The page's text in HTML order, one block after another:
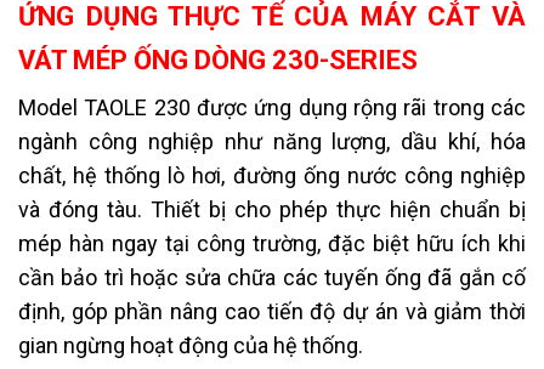
ỨNG DỤNG THỰC TẾ CỦA MÁY CẮT VÀ
VÁT MÉP ỐNG DÒNG 230-SERIES
Model TAOLE 230 được ứng dụng rộng rãi trong các
ngành công nghiệp như năng lượng, dầu khí, hóa
chất, hệ thống lò hơi, đường ống nước công nghiệp
và đóng tàu. Thiết bị cho phép thực hiện chuẩn bị
mép hàn ngay tại công trường, đặc biệt hữu ích khi
cần bảo trì hoặc sửa chữa các tuyến ống đã gắn cố
định, góp phần nâng cao tiến độ dự án và giảm thời
gian ngừng hoạt động của hệ thống.